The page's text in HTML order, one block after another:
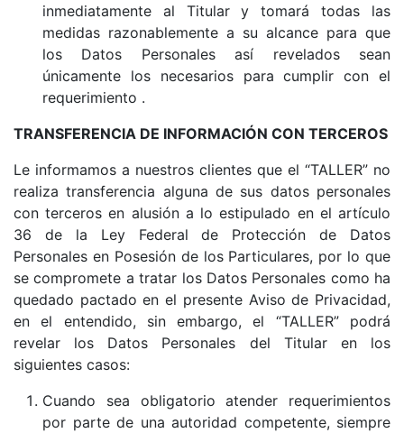
inmediatamente al Titular y tomará todas las
medidas razonablemente a su alcance para que
los Datos Personales así revelados sean
únicamente los necesarios para cumplir con el
requerimiento .
TRANSFERENCIA DE INFORMACIÓN CON TERCEROS
Le informamos a nuestros clientes que el “TALLER” no
realiza transferencia alguna de sus datos personales
con terceros en alusión a lo estipulado en el artículo
36 de la Ley Federal de Protección de Datos
Personales en Posesión de los Particulares, por lo que
se compromete a tratar los Datos Personales como ha
quedado pactado en el presente Aviso de Privacidad,
en el entendido, sin embargo, el “TALLER” podrá
revelar los Datos Personales del Titular en los
siguientes casos:
Cuando sea obligatorio atender requerimientos
por parte de una autoridad competente, siempre